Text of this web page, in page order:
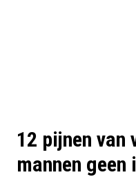
12 pijnen van
mannen geen